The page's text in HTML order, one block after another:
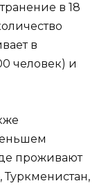
в 18
в
человек) и
проживают